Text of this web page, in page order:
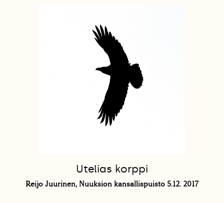
Utelias korppi
Reijo Juurinen, Nuuksion kansallispuisto 5.12. 2017